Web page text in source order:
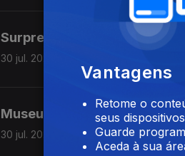
Surpreendidos em
30 jul. 2026
Museu da Chapelaria.
30 jul. 2026
Vantagens
Retome o
seus
Guarde
Aceda à sua